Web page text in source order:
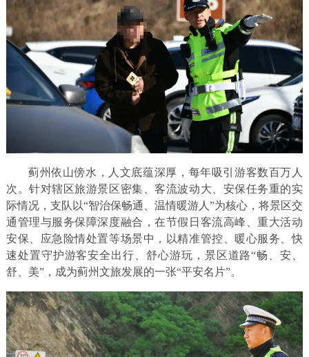
蓟州依山傍水，人文底蕴深厚，每年吸引游客数百万人
次。针对辖区旅游景区密集、客流波动大、安保任务重的实
际情况，支队以“智治保畅通、温情暖游人”为核心，将景区交
通管理与服务保障深度融合，在节假日客流高峰、重大活动
安保、应急险情处置等场景中，以精准管控、暖心服务、快
速处置守护游客安全出行、舒心游玩，景区道路“畅、安、
舒、美”，成为蓟州文旅发展的一张“平安名片”。